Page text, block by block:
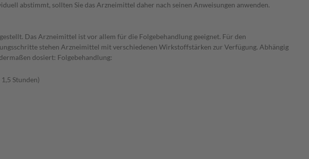
abstimmt, sollten Sie das Arzneimittel daher nach seinen Anweisungen anwenden.
Das Arzneimittel ist vor allem für die Folgebehandlung geeignet. Für den
stehen Arzneimittel mit verschiedenen Wirkstoffstärken zur Verfügung. Abhängig
dosiert: Folgebehandlung:
Stunden)